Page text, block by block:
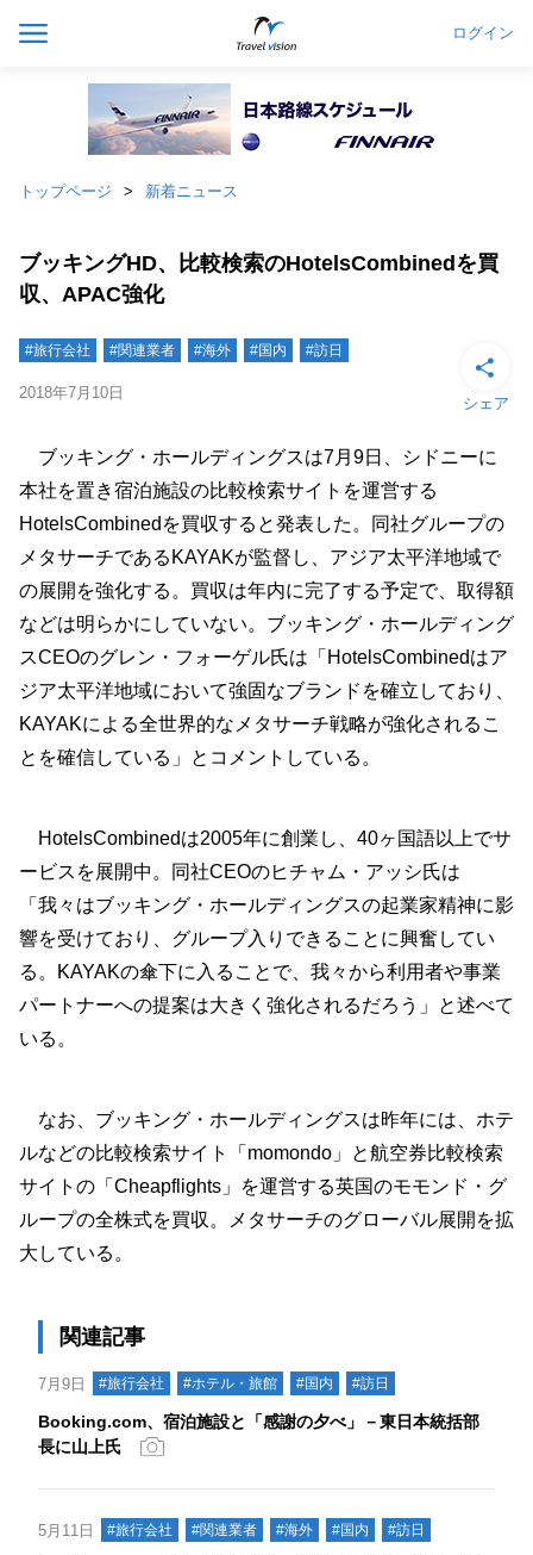
ログイン
トップページ 新着ニュース
ブッキングHD、比較検索のHotelsCombinedを買
収、APAC強化
#旅行会社 #関連業者 #海外 #国内 #訪日
2018年7月10日
シェア
ブッキング・ホールディングスは7月9日、シドニーに
本社を置き宿泊施設の比較検索サイトを運営する
HotelsCombinedを買収すると発表した。同社グループの
メタサーチであるKAYAKが監督し、アジア太平洋地域で
の展開を強化する。買収は年内に完了する予定で、取得額
などは明らかにしていない。ブッキング・ホールディング
スCEOのグレン・フォーゲル氏は「HotelsCombinedはア
ジア太平洋地域において強固なブランドを確立しており、
KAYAKによる全世界的なメタサーチ戦略が強化されるこ
とを確信している」とコメントしている。
HotelsCombinedは2005年に創業し、40ヶ国語以上でサ
ービスを展開中。同社CEOのヒチャム・アッシ氏は
「我々はブッキング・ホールディングスの起業家精神に影
響を受けており、グループ入りできることに興奮してい
る。KAYAKの傘下に入ることで、我々から利用者や事業
パートナーへの提案は大きく強化されるだろう」と述べて
いる。
なお、ブッキング・ホールディングスは昨年には、ホテ
ルなどの比較検索サイト「momondo」と航空券比較検索
サイトの「Cheapflights」を運営する英国のモモンド・グ
ループの全株式を買収。メタサーチのグローバル展開を拡
大している。
関連記事
7月9日 #旅行会社 #ホテル・旅館 #国内 #訪日
Booking.com、宿泊施設と「感謝の夕べ」－東日本統括部
長に山上氏
5月11日 #旅行会社 #関連業者 #海外 #国内 #訪日